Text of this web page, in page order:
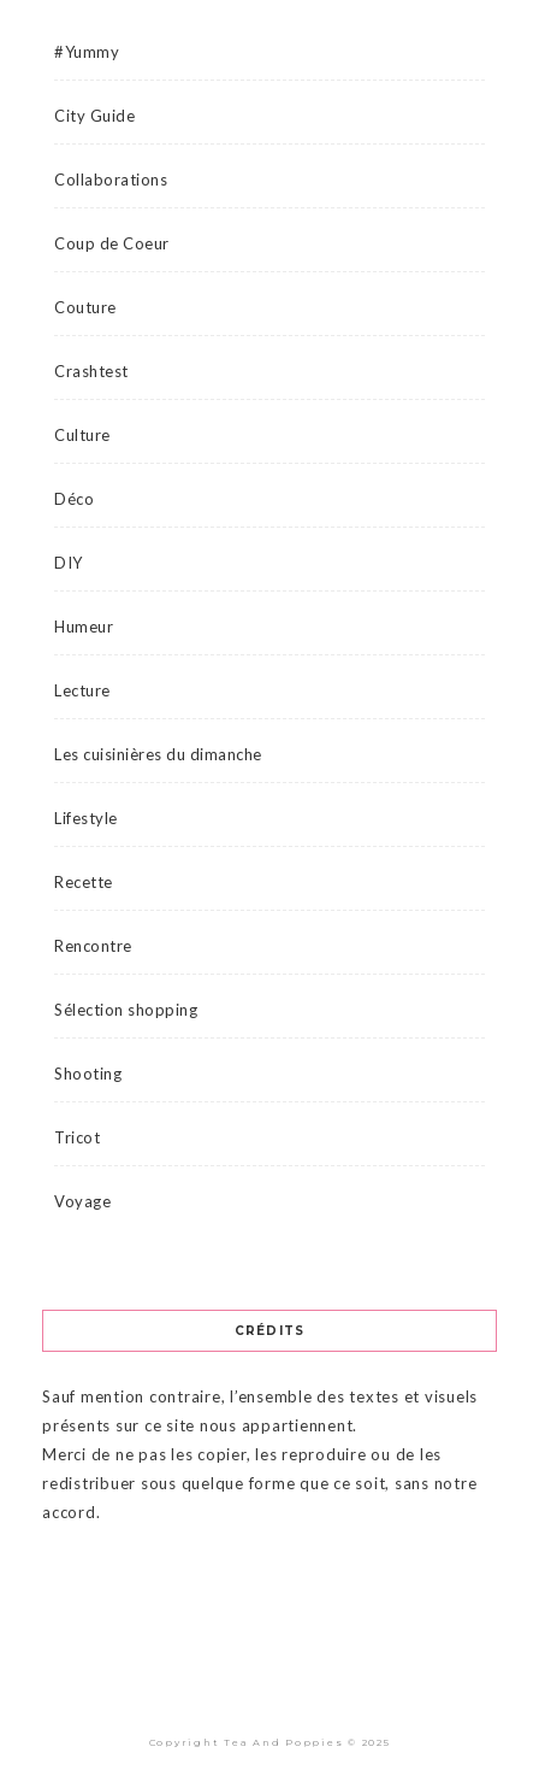
#Yummy
City Guide
Collaborations
Coup de Coeur
Couture
Crashtest
Culture
Déco
DIY
Humeur
Lecture
Les cuisinières du dimanche
Lifestyle
Recette
Rencontre
Sélection shopping
Shooting
Tricot
Voyage
CRÉDITS
Sauf mention contraire, l’ensemble des textes et visuels
présents sur ce site nous appartiennent.
Merci de ne pas les copier, les reproduire ou de les
redistribuer sous quelque forme que ce soit, sans notre
accord.
Copyright Tea And Poppies © 2025